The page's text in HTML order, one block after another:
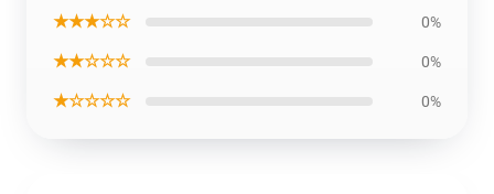
★★★☆☆ 0%
★★☆☆☆ 0%
★☆☆☆☆ 0%